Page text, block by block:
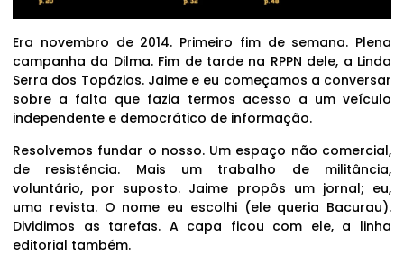
Era novembro de 2014. Primeiro fim de semana. Plena
campanha da Dilma. Fim de tarde na RPPN dele, a Linda
Serra dos Topázios. Jaime e eu começamos a conversar
sobre a falta que fazia termos acesso a um veículo
independente e democrático de informação.
Resolvemos fundar o nosso. Um espaço não comercial,
de resistência. Mais um trabalho de militância,
voluntário, por suposto. Jaime propôs um jornal; eu,
uma revista. O nome eu escolhi (ele queria Bacurau).
Dividimos as tarefas. A capa ficou com ele, a linha
editorial também.